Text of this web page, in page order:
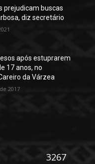
prejudicam buscas
diz secretário
após estuprarem
17 anos, no
da Várzea
2017
3267